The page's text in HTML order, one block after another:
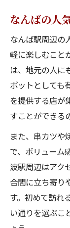
なんばの人
なんば駅周辺の
軽に楽しむこと
は、地元の人に
ポットとしても
を提供する店が
すことができる
また、串カツや
で、ボリューム
波駅周辺はアク
合間に立ち寄り
す。初めて訪れ
い通りを選ぶこ